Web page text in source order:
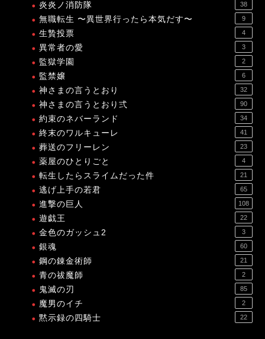
炎炎ノ消防隊 38
無職転生 〜異世界行ったら本気だす〜 9
生贄投票 4
異常者の愛 3
監獄学園 2
監禁嬢 6
神さまの言うとおり 32
神さまの言うとおり弍 90
約束のネバーランド 34
終末のワルキューレ 41
葬送のフリーレン 23
薬屋のひとりごと 4
転生したらスライムだった件 21
逃げ上手の若君 65
進撃の巨人 108
遊戯王 22
金色のガッシュ2 3
銀魂 60
鋼の錬金術師 21
青の祓魔師 2
鬼滅の刃 85
魔男のイチ 2
黙示録の四騎士 22